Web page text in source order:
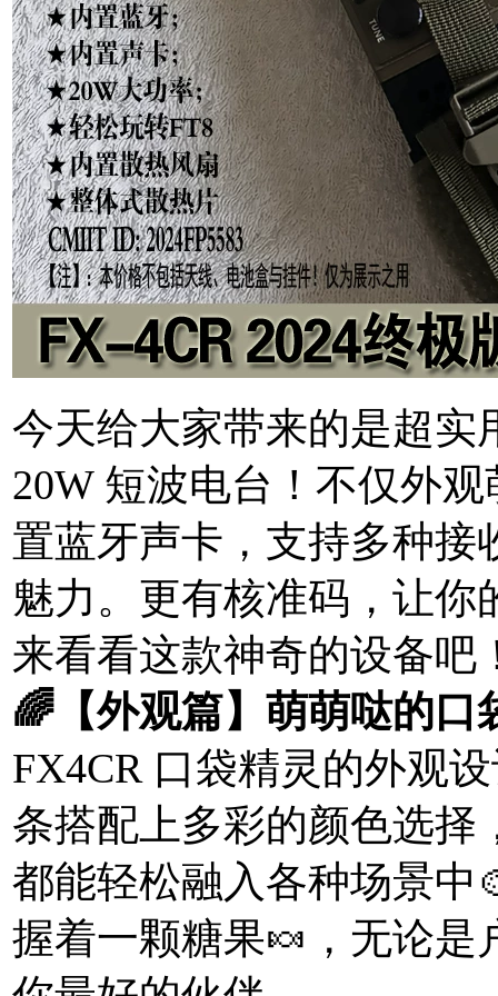
今天给大家带来的是超实
20W 短波电台！不仅外
置蓝牙声卡，支持多种接
魅力。更有核准码，让
来看看这款神奇的设备吧
🌈【外观篇】萌萌哒的口
FX4CR 口袋精灵的外观
条搭配上多彩的颜色选择
都能轻松融入各种场景中
握着一颗糖果🍬，无论是